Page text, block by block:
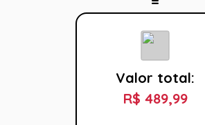
Valor total:
R$ 489,99